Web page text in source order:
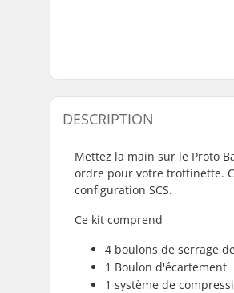
DESCRIPTION
Mettez la main sur le Proto
ordre pour votre trottinette.
configuration SCS.
Ce kit comprend
4 boulons de serrage
1 Boulon d'écartement
1 système de